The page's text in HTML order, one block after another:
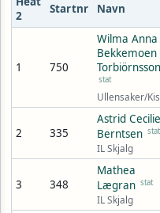
2
Startnr Navn
1 750
Wilma Anna
Bekkemoen
Torbiörnsson
stat
Ullensaker/
2 335
Astrid Cecilie
Berntsen stat
IL Skjalg
3 348
Mathea
Lægran stat
IL Skjalg